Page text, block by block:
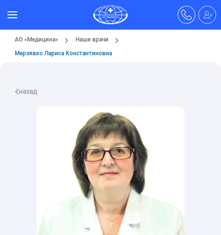
АО «Медицина»
Наши врачи
Мерзявко Лариса Константиновна
назад